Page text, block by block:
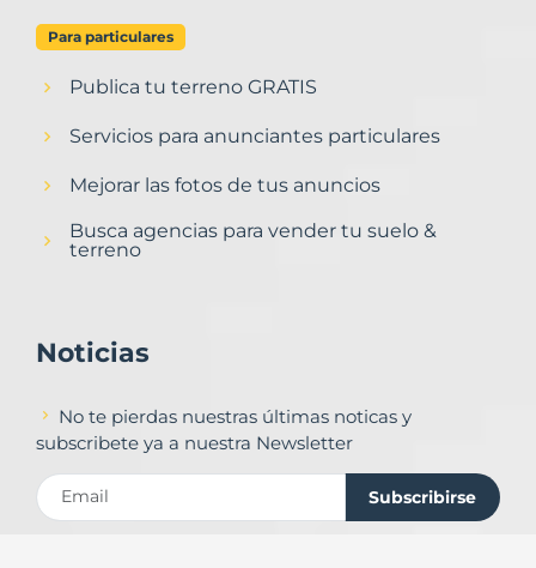
Para particulares
Publica tu terreno GRATIS
Servicios para anunciantes particulares
Mejorar las fotos de tus anuncios
Busca agencias para vender tu suelo &
terreno
Noticias
No te pierdas nuestras últimas noticas y
subscribete ya a nuestra Newsletter
Subscribirse